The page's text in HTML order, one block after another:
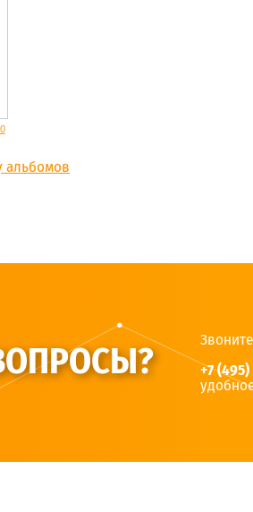
альбомов
+7